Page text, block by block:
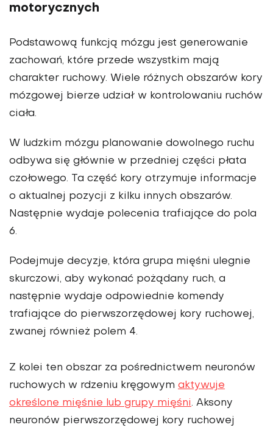
motorycznych
Podstawową funkcją mózgu jest generowanie
zachowań, które przede wszystkim mają
charakter ruchowy. Wiele różnych obszarów kory
mózgowej bierze udział w kontrolowaniu ruchów
ciała.
W ludzkim mózgu planowanie dowolnego ruchu
odbywa się głównie w przedniej części płata
czołowego. Ta część kory otrzymuje informacje
o aktualnej pozycji z kilku innych obszarów.
Następnie wydaje polecenia trafiające do pola
6.
Podejmuje decyzje, która grupa mięśni ulegnie
skurczowi, aby wykonać pożądany ruch, a
następnie wydaje odpowiednie komendy
trafiające do pierwszorzędowej kory ruchowej,
zwanej również polem 4.
Z kolei ten obszar za pośrednictwem neuronów
ruchowych w rdzeniu kręgowym aktywuje
określone mięśnie lub grupy mięśni. Aksony
neuronów pierwszorzędowej kory ruchowej